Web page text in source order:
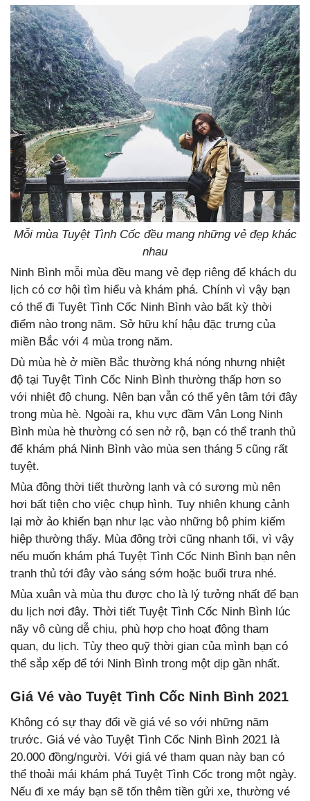
Mỗi mùa Tuyệt Tình Cốc đều mang những vẻ đẹp khác
nhau
Ninh Bình mỗi mùa đều mang vẻ đẹp riêng để khách du
lịch có cơ hội tìm hiểu và khám phá. Chính vì vậy bạn
có thể đi Tuyệt Tình Cốc Ninh Bình vào bất kỳ thời
điểm nào trong năm. Sở hữu khí hậu đặc trưng của
miền Bắc với 4 mùa trong năm.
Dù mùa hè ở miền Bắc thường khá nóng nhưng nhiệt
độ tại Tuyệt Tình Cốc Ninh Bình thường thấp hơn so
với nhiệt độ chung. Nên bạn vẫn có thể yên tâm tới đây
trong mùa hè. Ngoài ra, khu vực đầm Vân Long Ninh
Bình mùa hè thường có sen nở rộ, bạn có thể tranh thủ
để khám phá Ninh Bình vào mùa sen tháng 5 cũng rất
tuyệt.
Mùa đông thời tiết thường lạnh và có sương mù nên
hơi bất tiện cho việc chụp hình. Tuy nhiên khung cảnh
lại mờ ảo khiến bạn như lạc vào những bộ phim kiếm
hiệp thường thấy. Mùa đông trời cũng nhanh tối, vì vậy
nếu muốn khám phá Tuyệt Tình Cốc Ninh Bình bạn nên
tranh thủ tới đây vào sáng sớm hoặc buổi trưa nhé.
Mùa xuân và mùa thu được cho là lý tưởng nhất để bạn
du lịch nơi đây. Thời tiết Tuyệt Tình Cốc Ninh Bình lúc
nãy vô cùng dễ chịu, phù hợp cho hoạt động tham
quan, du lịch. Tùy theo quỹ thời gian của mình bạn có
thể sắp xếp để tới Ninh Bình trong một dịp gần nhất.
Giá Vé vào Tuyệt Tình Cốc Ninh Bình 2021
Không có sự thay đổi về giá vé so với những năm
trước. Giá vé vào Tuyệt Tình Cốc Ninh Bình 2021 là
20.000 đồng/người. Với giá vé tham quan này bạn có
thể thoải mái khám phá Tuyệt Tình Cốc trong một ngày.
Nếu đi xe máy bạn sẽ tốn thêm tiền gửi xe, thường vé